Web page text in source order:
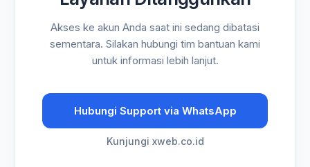
Akses ke akun Anda saat ini sedang dibatasi
sementara. Silakan hubungi tim bantuan kami
untuk informasi lebih lanjut.
Hubungi Support via WhatsApp
Kunjungi xweb.co.id